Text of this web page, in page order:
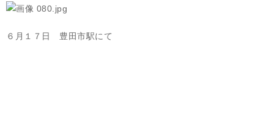
６月１７日 豊田市駅にて